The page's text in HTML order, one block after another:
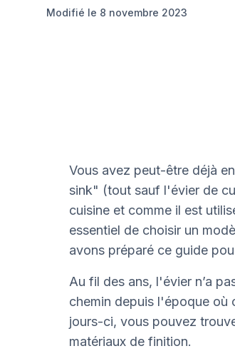
Modifié le 8 novembre 2023
Vous avez peut-être déjà
sink" (tout sauf l'évier de
cuisine et comme il est
essentiel de choisir un
avons préparé ce guide
Au fil des ans, l'évier n’a
chemin depuis l'époque où
jours-ci, vous pouvez
matériaux de finition.